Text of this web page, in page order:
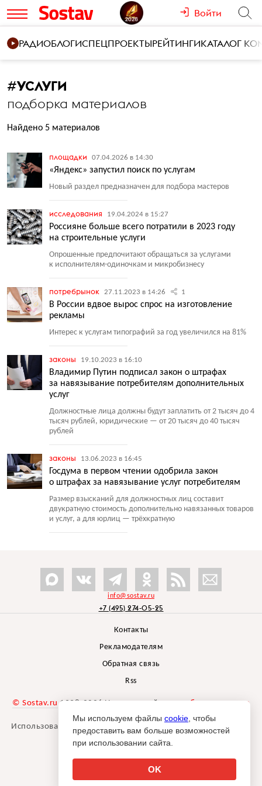
Войти
РАДИОБЛОГИСПЕЦПРОЕКТЫРЕЙТИНГИКАТАЛОГ
#УСЛУГИ
подборка материалов
Найдено 5 материалов
площадки 07.04.2026 в 14:30
«Яндекс» запустил поиск по услугам
Новый раздел предназначен для подбора мастеров
исследования 19.04.2024 в 15:27
Россияне больше всего потратили в 2023 году
на строительные услуги
Опрошенные предпочитают обращаться за услугами
к исполнителям-одиночкам и микробизнесу
потребрынок 27.11.2023 в 14:26 1
В России вдвое вырос спрос на изготовление
рекламы
Интерес к услугам типографий за год увеличился на 81%
законы 19.10.2023 в 16:10
Владимир Путин подписал закон о штрафах
за навязывание потребителям дополнительных
услуг
Должностные лица должны будут заплатить от 2 тысяч до 4
тысяч рублей, юридические — от 20 тысяч до 40 тысяч
рублей
законы 13.06.2023 в 16:45
Госдума в первом чтении одобрила закон
о штрафах за навязывание услуг потребителям
Размер взысканий для должностных лиц составит
двукратную стоимость дополнительно навязанных товаров
и услуг, а для юрлиц — трёхкратную
info@sostav.ru
+7 (495) 274-05-25
Контакты
Рекламодателям
Обратная связь
Rss
© Sostav.ru 1998-2026 Независимый проектбрендингового
агентства Depot
Использование материалов Sostav.ru допустимо только при
указании источника.
Мы используем файлы cookie , чтобы
предоставить вам больше возможностей
при использовании сайта.
OK